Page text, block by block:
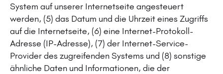
System auf unserer Internetseite angesteuert
werden, (5) das Datum und die Uhrzeit eines Zugriffs
auf die Internetseite, (6) eine Internet-Protokoll-
Adresse (IP-Adresse), (7) der Internet-Service-
Provider des zugreifenden Systems und (8) sonstige
ähnliche Daten und Informationen, die der